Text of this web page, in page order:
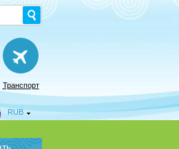
Транспорт
RUB